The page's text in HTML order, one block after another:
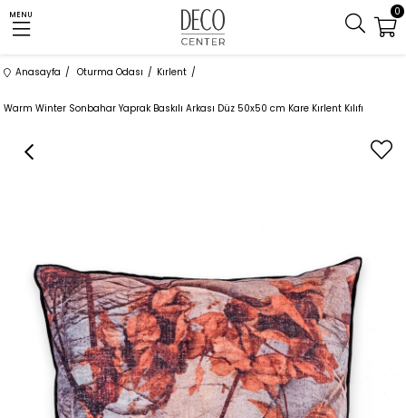
MENU 0
Anasayfa Oturma Odası Kırlent
Warm Winter Sonbahar Yaprak Baskılı Arkası Düz 50x50 cm Kare Kırlent Kılıfı